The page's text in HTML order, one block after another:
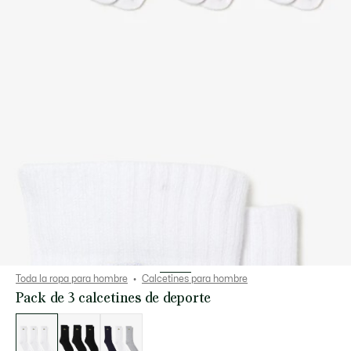
Toda la ropa para hombre Calcetines para hombre
Pack de 3 calcetines de deporte